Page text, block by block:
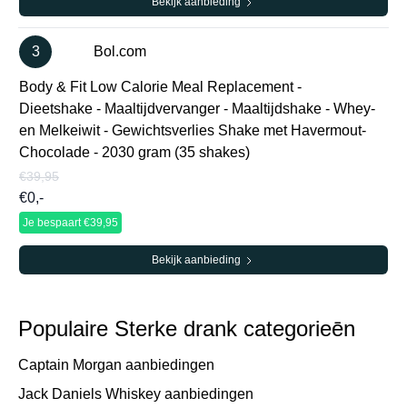
3 Bol.com
Body & Fit Low Calorie Meal Replacement -
Dieetshake - Maaltijdvervanger - Maaltijdshake - Whey-
en Melkeiwit - Gewichtsverlies Shake met Havermout-
Chocolade - 2030 gram (35 shakes)
€39,95
€0,-
Je bespaart €39,95
Bekijk aanbieding
Populaire Sterke drank categorieēn
Captain Morgan aanbiedingen
Jack Daniels Whiskey aanbiedingen